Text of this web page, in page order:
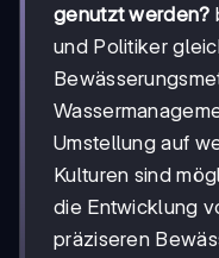
genutzt werden?
und Politiker
Umstellung auf
Kulturen sind
die Entwicklung
präziseren